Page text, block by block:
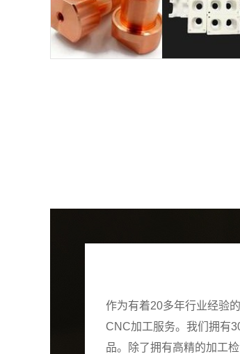
作为有着20多年行业经验
CNC加工服务。我们拥有
品。除了拥有高精的加工